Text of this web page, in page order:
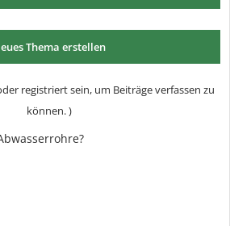
Thema erstellen
registriert sein, um Beiträge verfassen zu
können. )